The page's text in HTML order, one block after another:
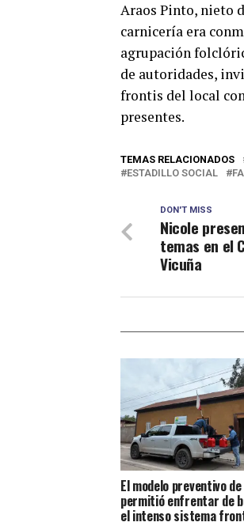
Araos Pinto, nieto
carnicería era
agrupación
de autoridades,
frontis del local
presentes.
TEMAS RELACIONADOS
ESTADILLO SOCIAL
DON'T MISS
Nicole
temas en el
Vicuña
El modelo preventivo
permitió enfrentar de
el intenso sistema